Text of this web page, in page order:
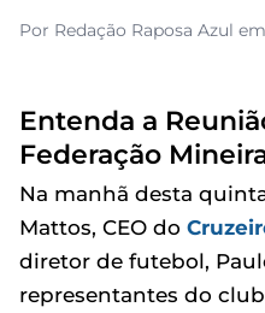
Por Redação Raposa Azul
Entenda a
Federação
Na manhã desta
Mattos, CEO do
diretor de futebol,
representantes do